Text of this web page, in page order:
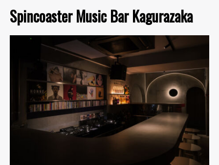
Spincoaster Music Bar Kagurazaka